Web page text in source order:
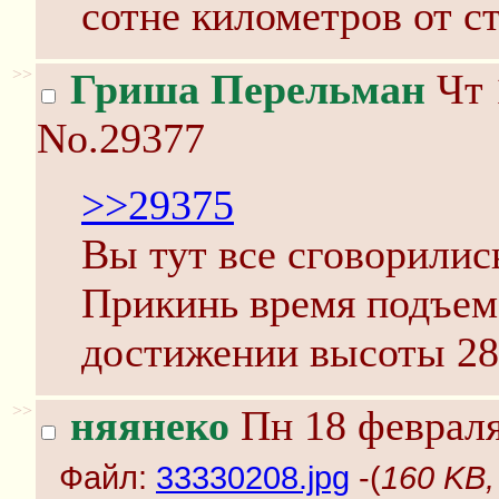
сотне километров от
>> Гриша Перельман Чт
No.29377
>>29375
Вы тут все
Прикинь время
достижении высоты
>> няянеко Пн 18
Файл: 33330208.jpg -(160